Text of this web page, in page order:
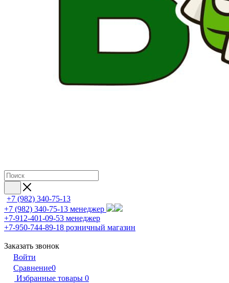
+7 (982) 340-75-13
+7 (982) 340-75-13 менеджер
+7-912-401-09-53 менеджер
+7-950-744-89-18 розничный магазин
Заказать звонок
Войти
Сравнение0
Избранные товары 0